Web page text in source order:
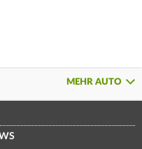
MEHR AUTO